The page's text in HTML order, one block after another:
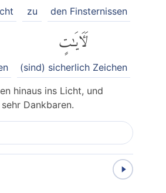
den Finsternissen
zu
لَءَايَٰتٍ
(sind) sicherlich Zeichen
hinaus ins Licht, und
Dankbaren.